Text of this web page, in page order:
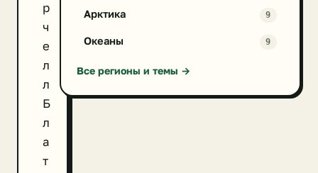
р
ч
е
л
л
Б
л
а
т
Арктика 9
Океаны 9
Все регионы и темы →